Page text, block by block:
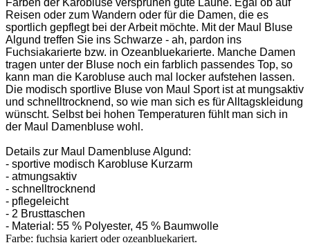
Reisen oder zum Wandern oder für die Damen, die es
sportlich gepflegt bei der Arbeit möchte. Mit der Maul Bluse
Algund treffen Sie ins Schwarze - ah, pardon ins
Fuchsiakarierte bzw. in Ozeanbluekarierte. Manche Damen
tragen unter der Bluse noch ein farblich passendes Top, so
kann man die Karobluse auch mal locker aufstehen lassen.
Die modisch sportlive Bluse von Maul Sport ist at mungsaktiv
und schnelltrocknend, so wie man sich es für Alltagskleidung
wünscht. Selbst bei hohen Temperaturen fühlt man sich in
der Maul Damenbluse wohl.
Details zur Maul Damenbluse Algund:
- sportive modisch Karobluse Kurzarm
- atmungsaktiv
- schnelltrocknend
- pflegeleicht
- 2 Brusttaschen
- Material: 55 % Polyester, 45 % Baumwolle
Farbe: fuchsia kariert oder ozeanbluekariert.